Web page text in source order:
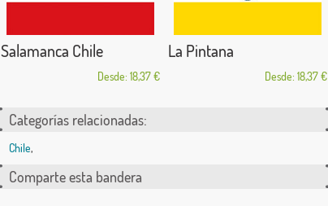
Salamanca Chile
Desde: 18,37 €
La Pintana
Desde: 18,37 €
Categorías relacionadas:
Chile,
Comparte esta bandera